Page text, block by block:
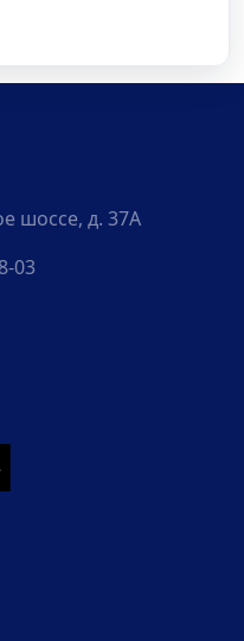
шоссе, д. 37А
03